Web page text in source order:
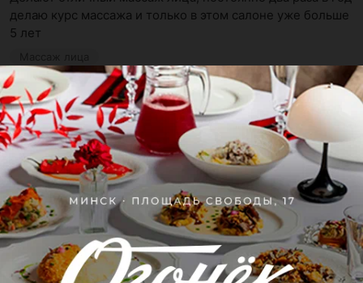
делаю курс массажа и только в этом салоне уже больше
5 лет
Svetlana
9 марта 2024
Отзыв подтвержден Рекомендую
Классное модное заведение. Имеют представление о
качественном сервисе. Массажи лица там вообще 10 из
10 баллов. Лет 6 у ...
Массаж лица
Дана
7 марта 2024
Отзыв подтвержден Рекомендую